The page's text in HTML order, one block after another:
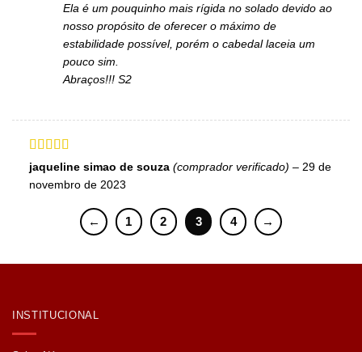
Ela é um pouquinho mais rígida no solado devido ao
nosso propósito de oferecer o máximo de
estabilidade possível, porém o cabedal laceia um
pouco sim.
Abraços!!! S2
Avaliação 5
de 5
jaqueline simao de souza (comprador verificado) – 29 de
novembro de 2023
← 1 2 3 4 →
INSTITUCIONAL